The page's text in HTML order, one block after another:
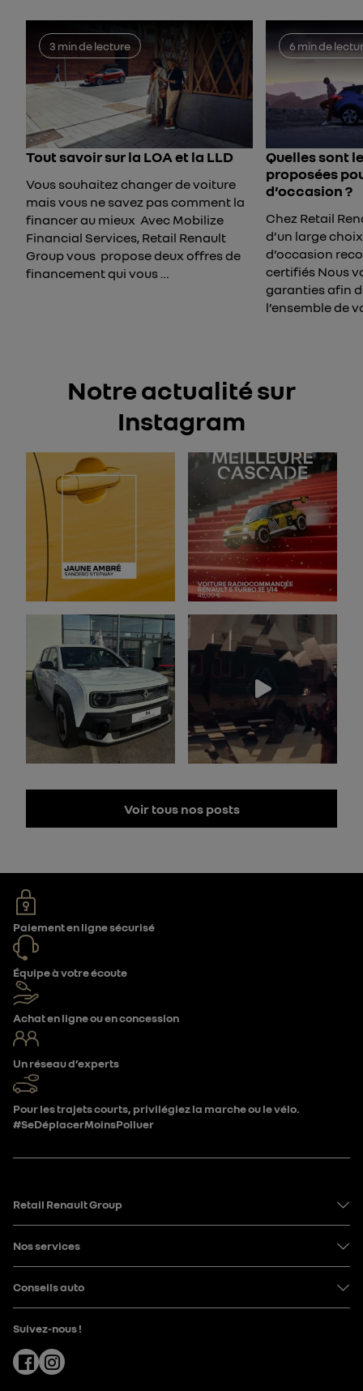
3 min de lecture
Tout savoir sur la LOA et la LLD
Vous souhaitez changer de voiture
mais vous ne savez pas comment la
financer au mieux Avec Mobilize
Financial Services, Retail Renault
Group vous propose deux offres de
financement qui vous …
6 min de
Quelles sont
proposées
d’occasion ?
Chez Retail
d’un large
d’occasion
certifiés Nous
garanties afin
l’ensemble de
Notre actualité sur
Instagram
Voir tous nos posts
Paiement en ligne sécurisé
Équipe à votre écoute
Achat en ligne ou en concession
Un réseau d’experts
Pour les trajets courts, privilégiez la marche ou le vélo.
#SeDéplacerMoinsPolluer
Retail Renault Group
Nos services
Conseils auto
Suivez-nous !
Facebook
Instagram